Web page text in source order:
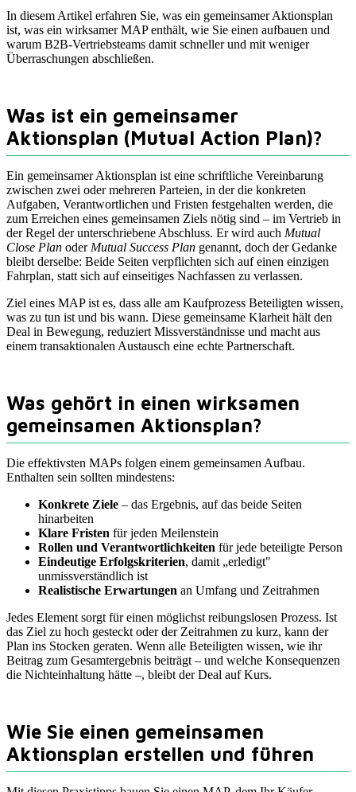
In diesem Artikel erfahren Sie, was ein gemeinsamer Aktionsplan
ist, was ein wirksamer MAP enthält, wie Sie einen aufbauen und
warum B2B-Vertriebsteams damit schneller und mit weniger
Überraschungen abschließen.
Was ist ein gemeinsamer
Aktionsplan (Mutual Action Plan)?
Ein gemeinsamer Aktionsplan ist eine schriftliche Vereinbarung
zwischen zwei oder mehreren Parteien, in der die konkreten
Aufgaben, Verantwortlichen und Fristen festgehalten werden, die
zum Erreichen eines gemeinsamen Ziels nötig sind – im Vertrieb in
der Regel der unterschriebene Abschluss. Er wird auch Mutual
Close Plan oder Mutual Success Plan genannt, doch der Gedanke
bleibt derselbe: Beide Seiten verpflichten sich auf einen einzigen
Fahrplan, statt sich auf einseitiges Nachfassen zu verlassen.
Ziel eines MAP ist es, dass alle am Kaufprozess Beteiligten wissen,
was zu tun ist und bis wann. Diese gemeinsame Klarheit hält den
Deal in Bewegung, reduziert Missverständnisse und macht aus
einem transaktionalen Austausch eine echte Partnerschaft.
Was gehört in einen wirksamen
gemeinsamen Aktionsplan?
Die effektivsten MAPs folgen einem gemeinsamen Aufbau.
Enthalten sein sollten mindestens:
Konkrete Ziele – das Ergebnis, auf das beide Seiten
hinarbeiten
Klare Fristen für jeden Meilenstein
Rollen und Verantwortlichkeiten für jede beteiligte Person
Eindeutige Erfolgskriterien, damit „erledigt"
unmissverständlich ist
Realistische Erwartungen an Umfang und Zeitrahmen
Jedes Element sorgt für einen möglichst reibungslosen Prozess. Ist
das Ziel zu hoch gesteckt oder der Zeitrahmen zu kurz, kann der
Plan ins Stocken geraten. Wenn alle Beteiligten wissen, wie ihr
Beitrag zum Gesamtergebnis beiträgt – und welche Konsequenzen
die Nichteinhaltung hätte –, bleibt der Deal auf Kurs.
Wie Sie einen gemeinsamen
Aktionsplan erstellen und führen